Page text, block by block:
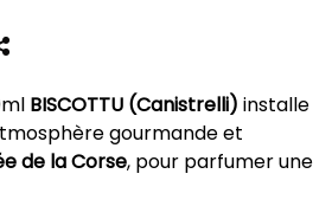
BISCOTTU (Canistrelli) installe
gourmande et
de la Corse, pour parfumer une